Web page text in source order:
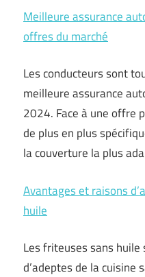
Meilleure assurance
offres du marché
Les conducteurs sont
meilleure assurance
2024. Face à une offre
de plus en plus
la couverture la plus
Avantages et raisons
huile
Les friteuses sans
d’adeptes de la cuisine